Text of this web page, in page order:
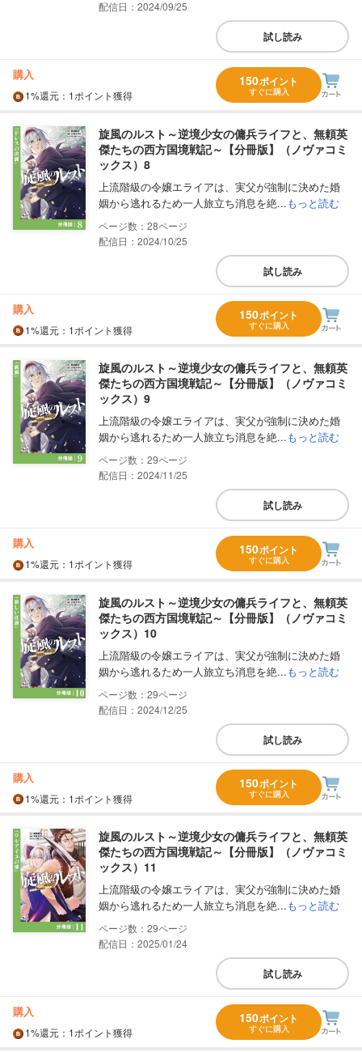
配信日：2024/09/25
試し読み
購入
1%還元 ：1ポイント獲得
150ポイント
すぐに購入
旋風のルスト～逆境少女の傭兵ライフと、無頼英
傑たちの西方国境戦記～【分冊版】（ノヴァコミ
ックス）8
上流階級の令嬢エライアは、実父が強制に決めた婚
姻から逃れるため一人旅立ち消息を絶...もっと読む
28
配信日：2024/10/25
試し読み
購入
1%還元 ：1ポイント獲得
150ポイント
すぐに購入
旋風のルスト～逆境少女の傭兵ライフと、無頼英
傑たちの西方国境戦記～【分冊版】（ノヴァコミ
ックス）9
上流階級の令嬢エライアは、実父が強制に決めた婚
姻から逃れるため一人旅立ち消息を絶...もっと読む
29
配信日：2024/11/25
試し読み
購入
1%還元 ：1ポイント獲得
150ポイント
すぐに購入
旋風のルスト～逆境少女の傭兵ライフと、無頼英
傑たちの西方国境戦記～【分冊版】（ノヴァコミ
ックス）10
上流階級の令嬢エライアは、実父が強制に決めた婚
姻から逃れるため一人旅立ち消息を絶...もっと読む
29
配信日：2024/12/25
試し読み
購入
1%還元 ：1ポイント獲得
150ポイント
すぐに購入
旋風のルスト～逆境少女の傭兵ライフと、無頼英
傑たちの西方国境戦記～【分冊版】（ノヴァコミ
ックス）11
上流階級の令嬢エライアは、実父が強制に決めた婚
姻から逃れるため一人旅立ち消息を絶...もっと読む
29
配信日：2025/01/24
試し読み
購入
1%還元 ：1ポイント獲得
150ポイント
すぐに購入